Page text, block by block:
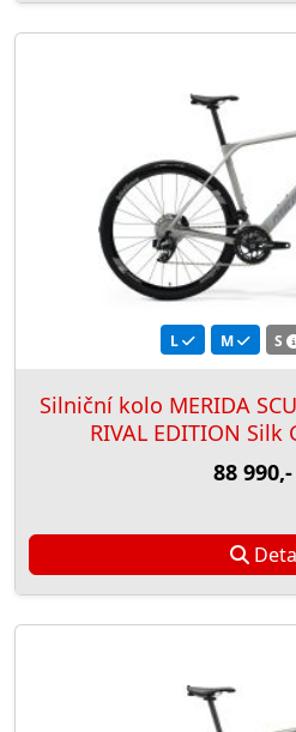
L M S
Silniční kolo MERIDA
RIVAL EDITION Silk
88